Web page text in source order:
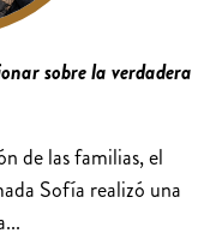
sobre la verdadera
de las familias, el
Sofía realizó una